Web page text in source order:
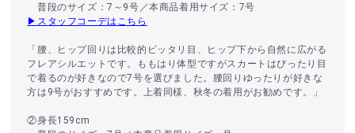
普段のサイズ：7～9号／本商品着用サイズ：7号
▶スタッフコーデはこちら
「腰、ヒップ回りは比較的ピッタリ目、ヒップ下から自然に広がる
フレアシルエットです。ももはり体型ですがスカートはぴったり目
で着るのが好きなので7号を選びました。腰回りゆったりが好きな
方は9号がおすすめです。上着同様、秋冬の着用がお勧めです。」
②身長159cm